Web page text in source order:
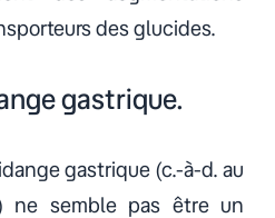
des glucides.
gastrique.
gastrique (c.-à-d. au
ne semble pas être un